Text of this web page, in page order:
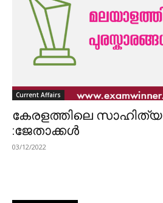
Current Affairs
കേരളത്തിലെ
:ജേതാക്കൾ
03/12/2022